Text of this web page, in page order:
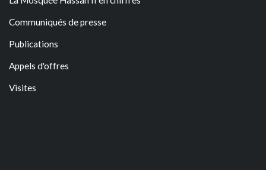
Communiqués de presse
Publications
Appels d'offres
Visites